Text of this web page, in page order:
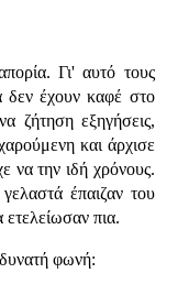
Γι' αυτό τους
έχουν καφέ στο
ζήτηση εξηγήσεις,
και άρχισε
να την ιδή χρόνους.
έπαιζαν του
πια.
φωνή: